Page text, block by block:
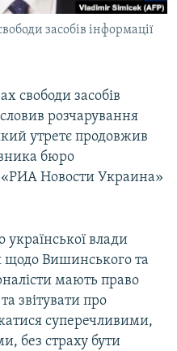
засобів інформації
свободи засобів
розчарування
утретє продовжив
бюро
«РИА Новости Украина»
влади
щодо Вишинського та
мають право
звітувати про
суперечливими,
без страху бути